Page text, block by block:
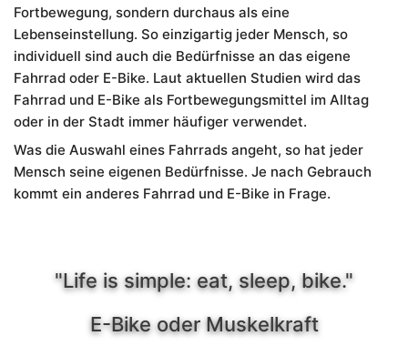
Fortbewegung, sondern durchaus als eine
Lebenseinstellung. So einzigartig jeder Mensch, so
individuell sind auch die Bedürfnisse an das eigene
Fahrrad oder E-Bike. Laut aktuellen Studien wird das
Fahrrad und E-Bike als Fortbewegungsmittel im Alltag
oder in der Stadt immer häufiger verwendet.
Was die Auswahl eines Fahrrads angeht, so hat jeder
Mensch seine eigenen Bedürfnisse. Je nach Gebrauch
kommt ein anderes Fahrrad und E-Bike in Frage.
"Life is simple: eat, sleep, bike."
E-Bike oder Muskelkraft